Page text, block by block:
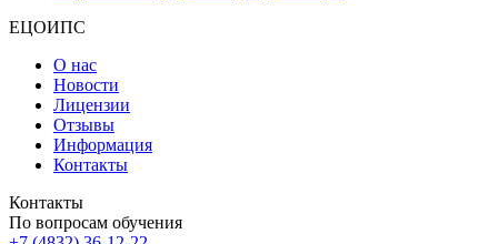
ЕЦОИПС
О нас
Новости
Лицензии
Отзывы
Информация
Контакты
Контакты
По вопросам обучения